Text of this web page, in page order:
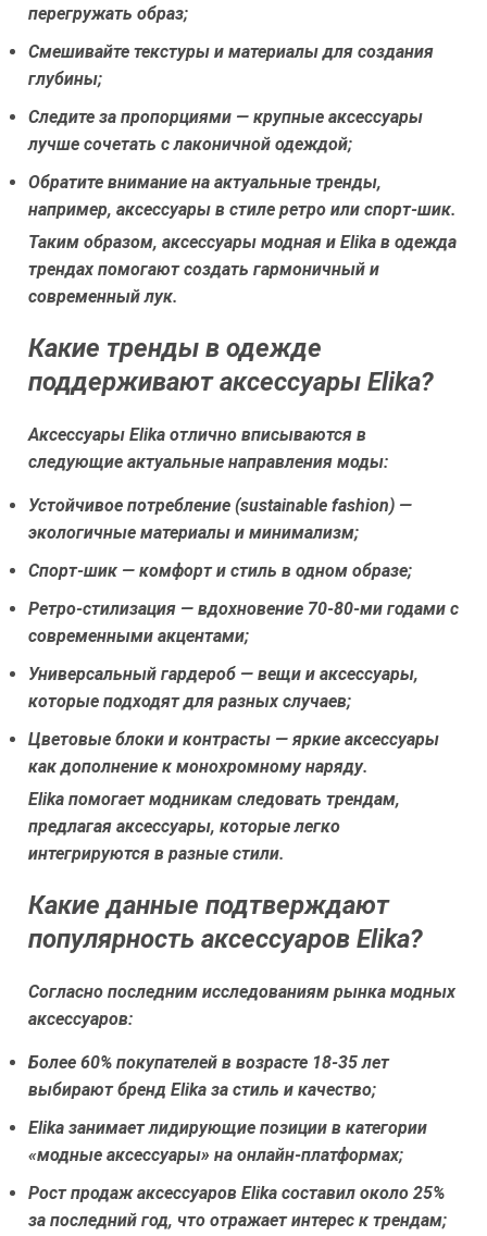
перегружать образ;
Смешивайте текстуры и материалы для создания
глубины;
Следите за пропорциями — крупные аксессуары
лучше сочетать с лаконичной одеждой;
Обратите внимание на актуальные тренды,
например, аксессуары в стиле ретро или спорт-шик.
Таким образом, аксессуары модная и Elika в одежда
трендах помогают создать гармоничный и
современный лук.
Какие тренды в одежде
поддерживают аксессуары Elika?
Аксессуары Elika отлично вписываются в
следующие актуальные направления моды:
Устойчивое потребление (sustainable fashion) —
экологичные материалы и минимализм;
Спорт-шик — комфорт и стиль в одном образе;
Ретро-стилизация — вдохновение 70-80-ми годами с
современными акцентами;
Универсальный гардероб — вещи и аксессуары,
которые подходят для разных случаев;
Цветовые блоки и контрасты — яркие аксессуары
как дополнение к монохромному наряду.
Elika помогает модникам следовать трендам,
предлагая аксессуары, которые легко
интегрируются в разные стили.
Какие данные подтверждают
популярность аксессуаров Elika?
Согласно последним исследованиям рынка модных
аксессуаров:
Более 60% покупателей в возрасте 18-35 лет
выбирают бренд Elika за стиль и качество;
Elika занимает лидирующие позиции в категории
«модные аксессуары» на онлайн-платформах;
Рост продаж аксессуаров Elika составил около 25%
за последний год, что отражает интерес к трендам;